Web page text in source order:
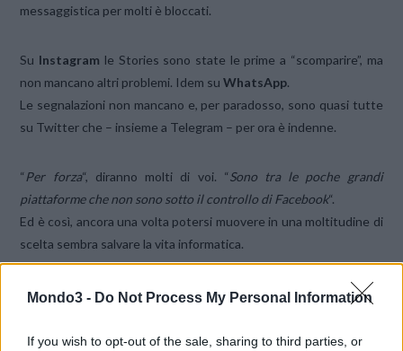
Mondo3 - Do Not Process My Personal Information
If you wish to opt-out of the sale, sharing to third parties, or
messaggistica per molti è bloccati.
Su Instagram le Stories sono state le prime a “scomparire”, ma
non mancano altri problemi. Idem suWhatsApp.
Le segnalazioni non mancano e, per paradosso, sono quasi tutte
su Twitter che – insieme a Telegram – per ora è indenne.
“ Per forza“, diranno molti di voi. “Sono tra le poche grandi
piattaforme che non sono sotto il controllo di Facebook“.
Ed è così, ancora una volta potersi muovere in una moltitudine di
scelta sembra salvare la vita informatica.
CONDIVIDI QUESTO ARTICOLO: